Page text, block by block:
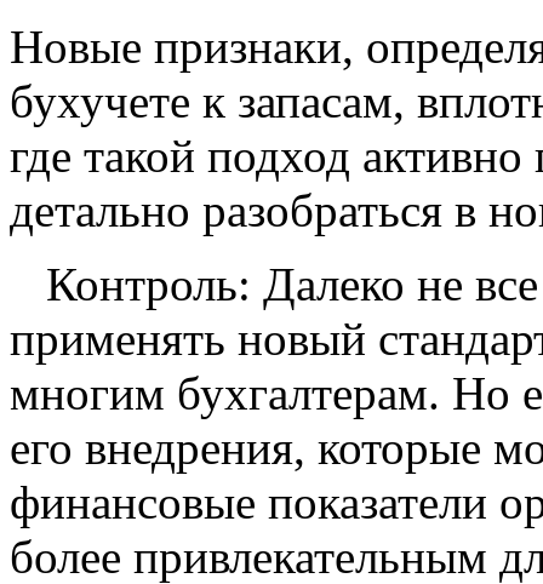
Новые признаки,
бухучете к запасам,
где такой подход
детально разобраться в
Контроль: Далеко не
применять новый
многим бухгалтерам. Но
его внедрения, которые
финансовые показатели
более привлекательным